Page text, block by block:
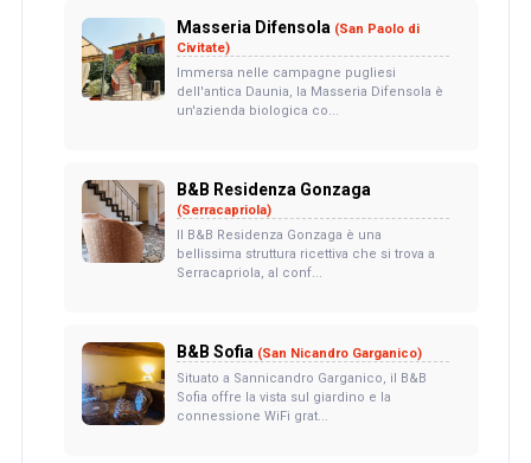
Masseria Difensola (San Paolo di
Civitate)
Immersa nelle campagne pugliesi
dell'antica Daunia, la Masseria Difensola è
un'azienda biologica co...
B&B Residenza Gonzaga
(Serracapriola)
Il B&B Residenza Gonzaga è una
bellissima struttura ricettiva che si trova a
Serracapriola, al conf...
B&B Sofia (San Nicandro Garganico)
Situato a Sannicandro Garganico, il B&B
Sofia offre la vista sul giardino e la
connessione WiFi grat...